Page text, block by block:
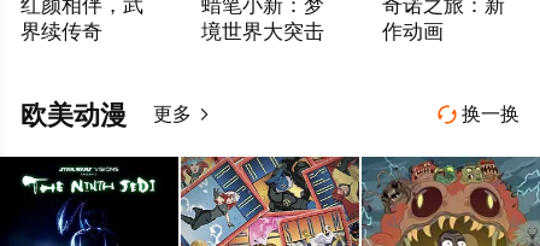
红颜相伴，武
界续传奇
蜡笔小新：梦
境世界大突击
奇诺之旅：新
作动画
 换一换
欧美动漫 更多 